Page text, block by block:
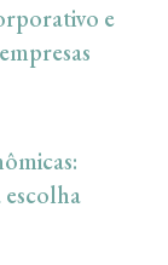
e
escolha